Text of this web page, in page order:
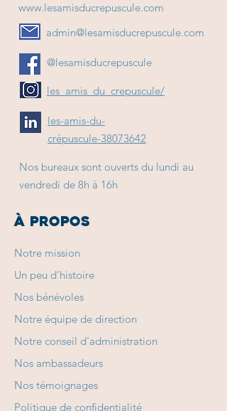
www.lesamisducrepuscule.com
admin@lesamisducrepuscule.com
@lesamisducrepuscule
les_amis_du_crepuscule/
les-amis-du-
crépuscule-38073642
Nos bureaux sont ouverts du lundi au
vendredi de 8h à 16h
À PROPOS
Notre mission
Un peu d'histoire
Nos bénévoles
Notre équipe de direction
Notre conseil d'administration
Nos ambassadeurs
Nos témoignages
Politique de confidentialité